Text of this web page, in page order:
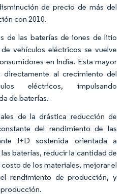
de precio de más del
con 2010.
de las baterías de iones de litio
vehículos eléctricos se vuelve
en India. Esta mayor
directamente al crecimiento del
eléctricos, impulsando
de baterías.
de la drástica reducción de
del rendimiento de las
I+D sostenida orientada a
baterías, reducir la cantidad de
de los materiales, mejorar el
rendimiento de producción, y